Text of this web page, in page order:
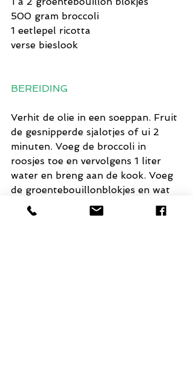
500 gram broccoli
1 eetlepel ricotta
verse bieslook
BEREIDING
Verhit de olie in een soeppan. Fruit
de gesnipperde sjalotjes of ui 2
minuten. Voeg de broccoli in
roosjes toe en vervolgens 1 liter
water en breng aan de kook. Voeg
de groentebouillonblokjes en wat
bieslook toe aan het water en laat
10 tot 12 min koken.